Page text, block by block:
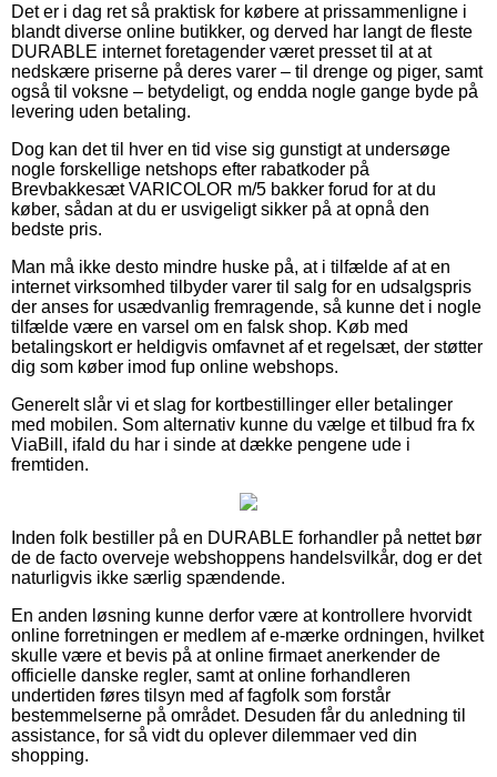
Det er i dag ret så praktisk for købere at prissammenligne i
blandt diverse online butikker, og derved har langt de fleste
DURABLE internet foretagender været presset til at at
nedskære priserne på deres varer – til drenge og piger, samt
også til voksne – betydeligt, og endda nogle gange byde på
levering uden betaling.
Dog kan det til hver en tid vise sig gunstigt at undersøge
nogle forskellige netshops efter rabatkoder på
Brevbakkesæt VARICOLOR m/5 bakker forud for at du
køber, sådan at du er usvigeligt sikker på at opnå den
bedste pris.
Man må ikke desto mindre huske på, at i tilfælde af at en
internet virksomhed tilbyder varer til salg for en udsalgspris
der anses for usædvanlig fremragende, så kunne det i nogle
tilfælde være en varsel om en falsk shop. Køb med
betalingskort er heldigvis omfavnet af et regelsæt, der støtter
dig som køber imod fup online webshops.
Generelt slår vi et slag for kortbestillinger eller betalinger
med mobilen. Som alternativ kunne du vælge et tilbud fra fx
ViaBill, ifald du har i sinde at dække pengene ude i
fremtiden.
Inden folk bestiller på en DURABLE forhandler på nettet bør
de de facto overveje webshoppens handelsvilkår, dog er det
naturligvis ikke særlig spændende.
En anden løsning kunne derfor være at kontrollere hvorvidt
online forretningen er medlem af e-mærke ordningen, hvilket
skulle være et bevis på at online firmaet anerkender de
officielle danske regler, samt at online forhandleren
undertiden føres tilsyn med af fagfolk som forstår
bestemmelserne på området. Desuden får du anledning til
assistance, for så vidt du oplever dilemmaer ved din
shopping.